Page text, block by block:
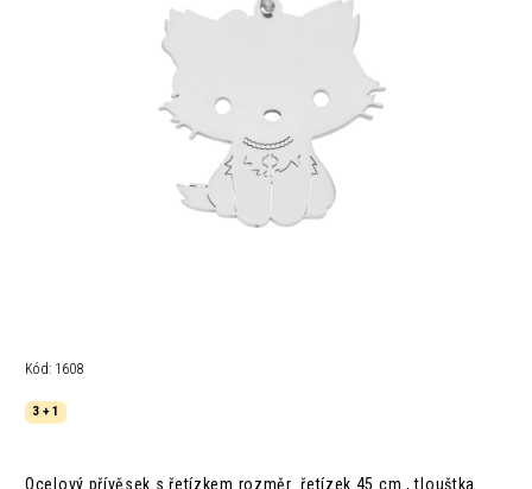
Kód: 1608
3 + 1
Ocelový přívěsek s řetízkem rozměr řetízek 45 cm , tlouštka